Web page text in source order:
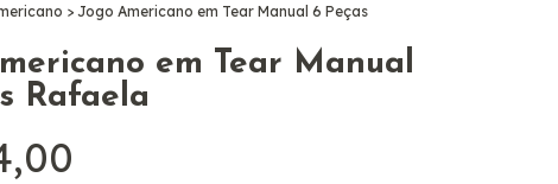
> Jogo Americano em Tear Manual 6 Peças
em Tear Manual
Rafaela